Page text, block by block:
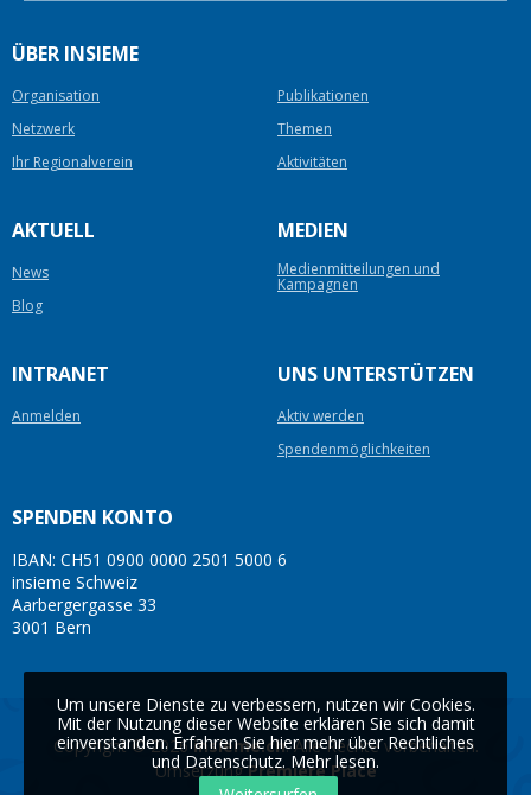
ÜBER INSIEME
Organisation
Publikationen
Netzwerk
Themen
Ihr Regionalverein
Aktivitäten
AKTUELL
News
Blog
MEDIEN
Medienmitteilungen und
Kampagnen
INTRANET
Anmelden
UNS UNTERSTÜTZEN
Aktiv werden
Spendenmöglichkeiten
SPENDEN KONTO
IBAN: CH51 0900 0000 2501 5000 6
insieme Schweiz
Aarbergergasse 33
3001 Bern
Copyright © 2026insieme.ch. Alle Rechte vorbehalten.
Umsetzung Première Place
Um unsere Dienste zu verbessern, nutzen wir Cookies.
Mit der Nutzung dieser Website erklären Sie sich damit
einverstanden. Erfahren Sie hier mehr über Rechtliches
und Datenschutz. Mehr lesen.